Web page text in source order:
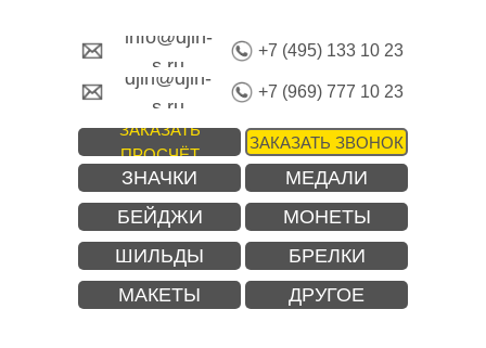
ЗАКАЗАТЬ
ПРОСЧЁТ
+7 (969) 777 10 23
+7 (495) 133 10 23
ЗАКАЗАТЬ ЗВОНОК
ЗНАЧКИ МЕДАЛИ
ШИЛЬДЫ БРЕЛКИ
БЕЙДЖИ МОНЕТЫ
info@djin-
s.ru
djin@djin-
s.ru
МАКЕТЫ ДРУГОЕ